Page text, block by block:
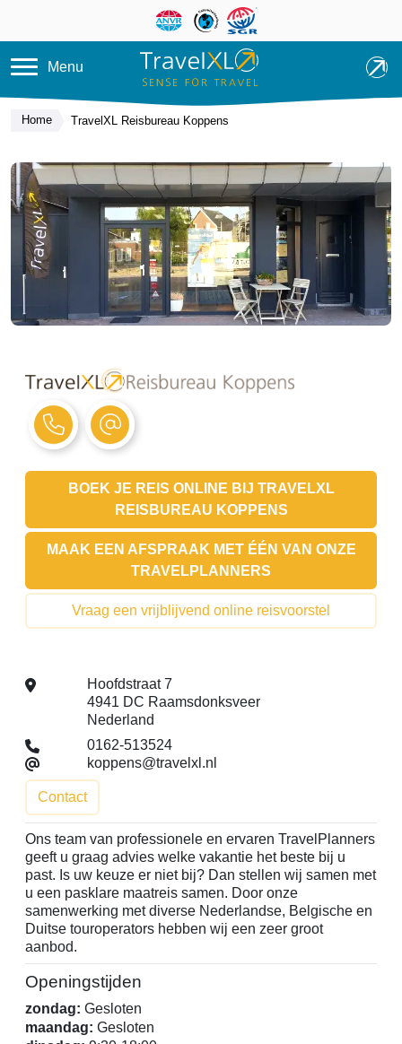
Overslaan en naar de inhoud
Menu
Home TravelXL Reisbureau Koppens
BOEK JE REIS ONLINE BIJ TRAVELXL
REISBUREAU KOPPENS
MAAK EEN AFSPRAAK MET ÉÉN VAN ONZE
TRAVELPLANNERS
Vraag een vrijblijvend online reisvoorstel
Hoofdstraat 7
4941 DC Raamsdonksveer
Nederland
0162-513524
koppens@travelxl.nl
Contact
Ons team van professionele en ervaren TravelPlanners
geeft u graag advies welke vakantie het beste bij u
past. Is uw keuze er niet bij? Dan stellen wij samen met
u een pasklare maatreis samen. Door onze
samenwerking met diverse Nederlandse, Belgische en
Duitse touroperators hebben wij een zeer groot
aanbod.
Openingstijden
zondag: Gesloten
maandag: Gesloten